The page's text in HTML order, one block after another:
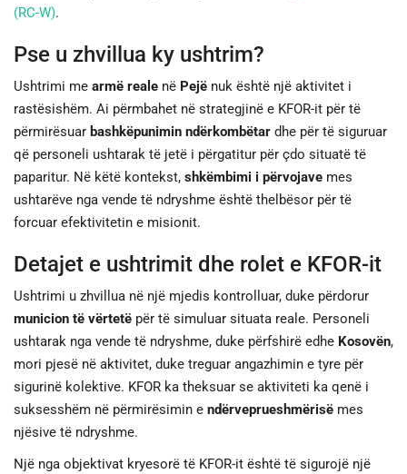
(RC-W).
Pse u zhvillua ky ushtrim?
Ushtrimi me armë reale në Pejë nuk është një aktivitet i
rastësishëm. Ai përmbahet në strategjinë e KFOR-it për të
përmirësuar bashkëpunimin ndërkombëtar dhe për të siguruar
që personeli ushtarak të jetë i përgatitur për çdo situatë të
paparitur. Në këtë kontekst, shkëmbimi i përvojave mes
ushtarëve nga vende të ndryshme është thelbësor për të
forcuar efektivitetin e misionit.
Detajet e ushtrimit dhe rolet e KFOR-it
Ushtrimi u zhvillua në një mjedis kontrolluar, duke përdorur
municion të vërtetë për të simuluar situata reale. Personeli
ushtarak nga vende të ndryshme, duke përfshirë edhe Kosovën,
mori pjesë në aktivitet, duke treguar angazhimin e tyre për
sigurinë kolektive. KFOR ka theksuar se aktiviteti ka qenë i
suksesshëm në përmirësimin e ndërveprueshmërisë mes
njësive të ndryshme.
Një nga objektivat kryesorë të KFOR-it është të sigurojë një